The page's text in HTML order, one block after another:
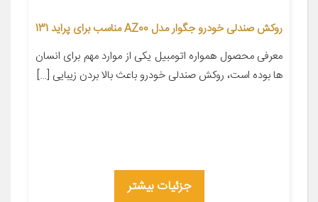
روکش صندلی خودرو جگوار مدل AZ00 مناسب برای پراید 131
معرفی محصول همواره اتومبیل یکی از موارد مهم برای انسان
ها بوده است، روکش صندلی خودرو باعث بالا بردن زیبایی […]
جزئیات بیشتر